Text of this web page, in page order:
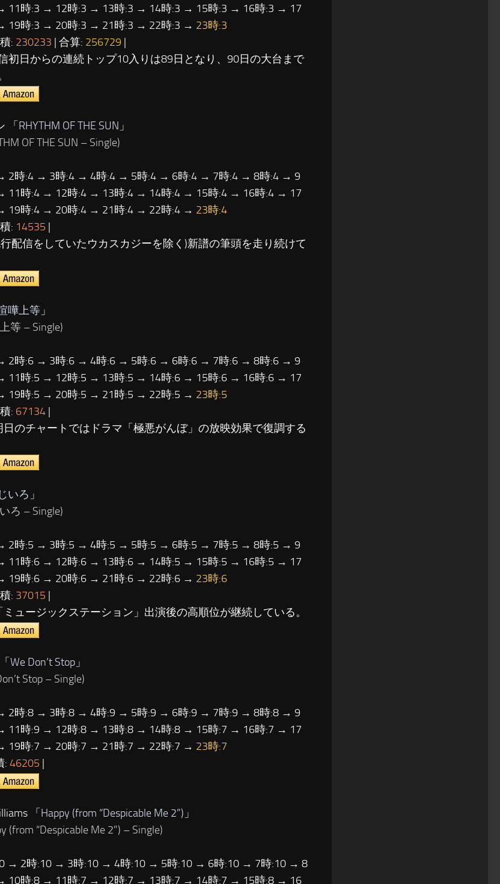
11時:3 → 12時:3 → 13時:3 → 14時:3 → 15時:3 → 16時:3 → 17
19時:3 → 20時:3 → 21時:3 → 22時:3 → 23時:3
: 230233 | 合算: 256729 |
初日からの連続トップ10入りは89日となり、90日の大台まで
「RHYTHM OF THE SUN 」
OF THE SUN – Single)
2時:4 → 3時:4 → 4時:4 → 5時:4 → 6時:4 → 7時:4 → 8時:4 → 9
11時:4 → 12時:4 → 13時:4 → 14時:4 → 15時:4 → 16時:4 → 17
19時:4 → 20時:4 → 21時:4 → 22時:4 → 23時:4
: 14535 |
行配信をしていたウカスカジーを除く)新譜の筆頭を走り続けて
嘩上等 」
等 – Single)
2時:6 → 3時:6 → 4時:6 → 5時:6 → 6時:6 → 7時:6 → 8時:6 → 9
11時:5 → 12時:5 → 13時:5 → 14時:6 → 15時:6 → 16時:6 → 17
19時:5 → 20時:5 → 21時:5 → 22時:5 → 23時:5
: 67134 |
のチャートではドラマ「極悪がんぼ」の放映効果で復調する
いろ 」
ろ – Single)
2時:5 → 3時:5 → 4時:5 → 5時:5 → 6時:5 → 7時:5 → 8時:5 → 9
11時:6 → 12時:6 → 13時:6 → 14時:5 → 15時:5 → 16時:5 → 17
19時:6 → 20時:6 → 21時:6 → 22時:6 → 23時:6
: 37015 |
ュージックステーション」出演後の高順位が継続している。
We Don’t Stop 」
Stop – Single)
2時:8 → 3時:8 → 4時:9 → 5時:9 → 6時:9 → 7時:9 → 8時:8 → 9
11時:9 → 12時:8 → 13時:8 → 14時:8 → 15時:7 → 16時:7 → 17
19時:7 → 20時:7 → 21時:7 → 22時:7 → 23時:7
: 46205 |
「 Happy (from “Despicable Me 2”) 」
(from “Despicable Me 2”) – Single)
→ 2時:10 → 3時:10 → 4時:10 → 5時:10 → 6時:10 → 7時:10 → 8
10時:8 → 11時:7 → 12時:7 → 13時:7 → 14時:7 → 15時:8 → 16